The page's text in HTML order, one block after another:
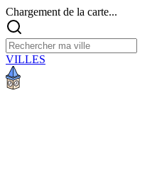
Chargement de la carte...
VILLES